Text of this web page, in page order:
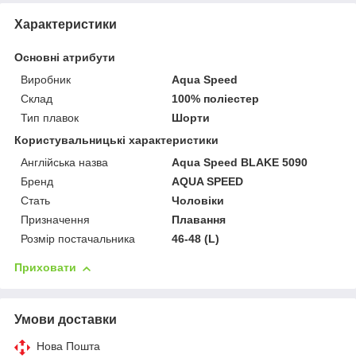
Характеристики
Основні атрибути
Виробник
Aqua Speed
Склад
100% поліестер
Тип плавок
Шорти
Користувальницькі характеристики
Англійська назва
Aqua Speed BLAKE 5090
Бренд
AQUA SPEED
Стать
Чоловіки
Призначення
Плавання
Розмір постачальника
46-48 (L)
Приховати
Умови доставки
Нова Пошта